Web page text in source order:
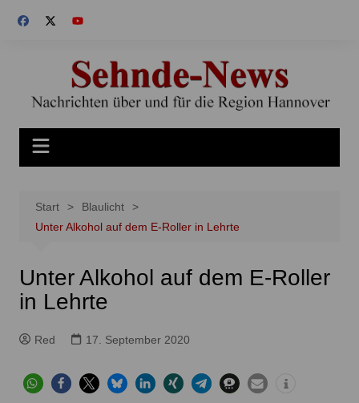
Inhalt
Start
Blaulicht
Unter Alkohol auf dem E-Roller in Lehrte
Unter Alkohol auf dem E-Roller
in Lehrte
Red 17. September 2020